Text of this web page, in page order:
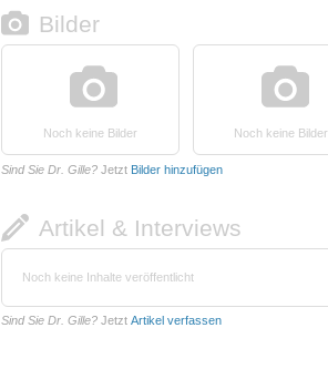
Bilder
Noch keine Bilder Noch keine Bilder
Sind Sie Dr. Gille? Jetzt Bilder hinzufügen
Artikel & Interviews
Noch keine Inhalte veröffentlicht
Sind Sie Dr. Gille? Jetzt Artikel verfassen